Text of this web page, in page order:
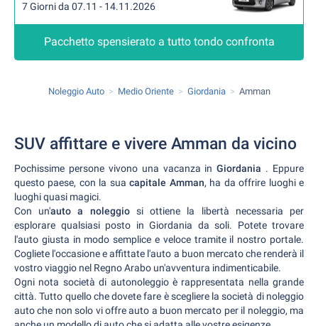
7 Giorni da 07.11 - 14.11.2026
Pacchetto spensierato a tutto tondo confronta
Noleggio Auto Medio Oriente Giordania Amman
SUV affittare e vivere Amman da vicino
Pochissime persone vivono una vacanza inGiordania . Eppure
questo paese, con la suacapitale Amman, ha da offrire luoghi e
luoghi quasi magici.
Con un'auto a noleggio si ottiene la libertà necessaria per
esplorare qualsiasi posto in Giordania da soli. Potete trovare
l'auto giusta in modo semplice e veloce tramite il nostro portale.
Cogliete l'occasione e affittate l'auto a buon mercato che renderà il
vostro viaggio nel Regno Arabo un'avventura indimenticabile.
Ogni nota società di autonoleggio è rappresentata nella grande
città. Tutto quello che dovete fare è scegliere la società di noleggio
auto che non solo vi offre auto a buon mercato per il noleggio, ma